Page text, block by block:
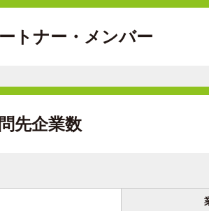
トナー・メンバー
先企業数